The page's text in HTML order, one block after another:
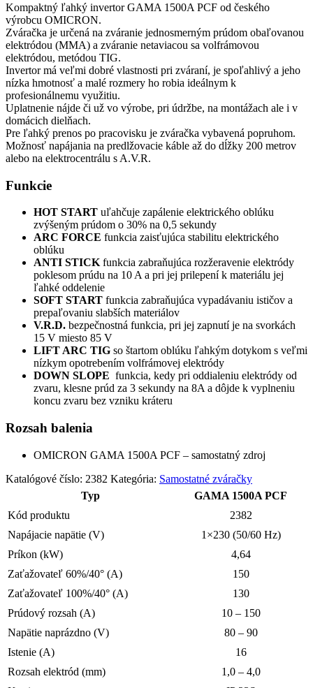
Kompaktný ľahký invertor GAMA 1500A PCF od českého
výrobcu OMICRON.
Zváračka je určená na zváranie jednosmerným prúdom obaľovanou
elektródou (MMA) a zváranie netaviacou sa volfrámovou
elektródou, metódou TIG.
Invertor má veľmi dobré vlastnosti pri zváraní, je spoľahlivý a jeho
nízka hmotnosť a malé rozmery ho robia ideálnym k
profesionálnemu využitiu.
Uplatnenie nájde či už vo výrobe, pri údržbe, na montážach ale i v
domácich dielňach.
Pre ľahký prenos po pracovisku je zváračka vybavená popruhom.
Možnosť napájania na predlžovacie káble až do dĺžky 200 metrov
alebo na elektrocentrálu s A.V.R.
Funkcie
HOT START uľahčuje zapálenie elektrického oblúku
zvýšeným prúdom o 30% na 0,5 sekundy
ARC FORCE funkcia zaisťujúca stabilitu elektrického
oblúku
ANTI STICK funkcia zabraňujúca rozžeravenie elektródy
poklesom prúdu na 10 A a pri jej prilepení k materiálu jej
ľahké oddelenie
SOFT START funkcia zabraňujúca vypadávaniu ističov a
prepaľovaniu slabších materiálov
V.R.D. bezpečnostná funkcia, pri jej zapnutí je na svorkách
15 V miesto 85 V
LIFT ARC TIG so štartom oblúku ľahkým dotykom s veľmi
nízkym opotrebením volfrámovej elektródy
DOWN SLOPE funkcia, kedy pri oddialeniu elektródy od
zvaru, klesne prúd za 3 sekundy na 8A a dôjde k vyplneniu
koncu zvaru bez vzniku kráteru
Rozsah balenia
OMICRON GAMA 1500A PCF – samostatný zdroj
Katalógové číslo: 2382 Kategória: Samostatné zváračky
Typ
GAMA 1500A PCF
Kód produktu
2382
Napájacie napätie (V)
1×230 (50/60 Hz)
Príkon (kW)
4,64
Zaťažovateľ 60%/40° (A)
150
Zaťažovateľ 100%/40° (A)
130
Prúdový rozsah (A)
10 – 150
Napätie naprázdno (V)
80 – 90
Istenie (A)
16
Rozsah elektród (mm)
1,0 – 4,0